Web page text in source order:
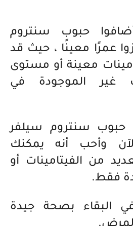
حبوب سنتروم
عمرًا معينًا ، حيث قد
معينة أو مستوى
غير الموجودة في
حبوب سنتروم سيلفر
وأحب أنه يمكنك
من الفيتامينات أو
فقط.
البقاء بصحة جيدة